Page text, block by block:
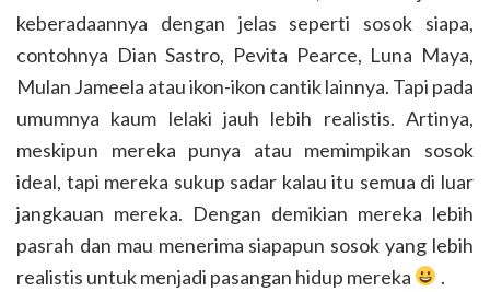
keberadaannya dengan jelas seperti sosok siapa,
contohnya Dian Sastro, Pevita Pearce, Luna Maya,
Mulan Jameela atau ikon-ikon cantik lainnya. Tapi pada
umumnya kaum lelaki jauh lebih realistis. Artinya,
meskipun mereka punya atau memimpikan sosok
ideal, tapi mereka sukup sadar kalau itu semua di luar
jangkauan mereka. Dengan demikian mereka lebih
pasrah dan mau menerima siapapun sosok yang lebih
realistis untuk menjadi pasangan hidup mereka
.